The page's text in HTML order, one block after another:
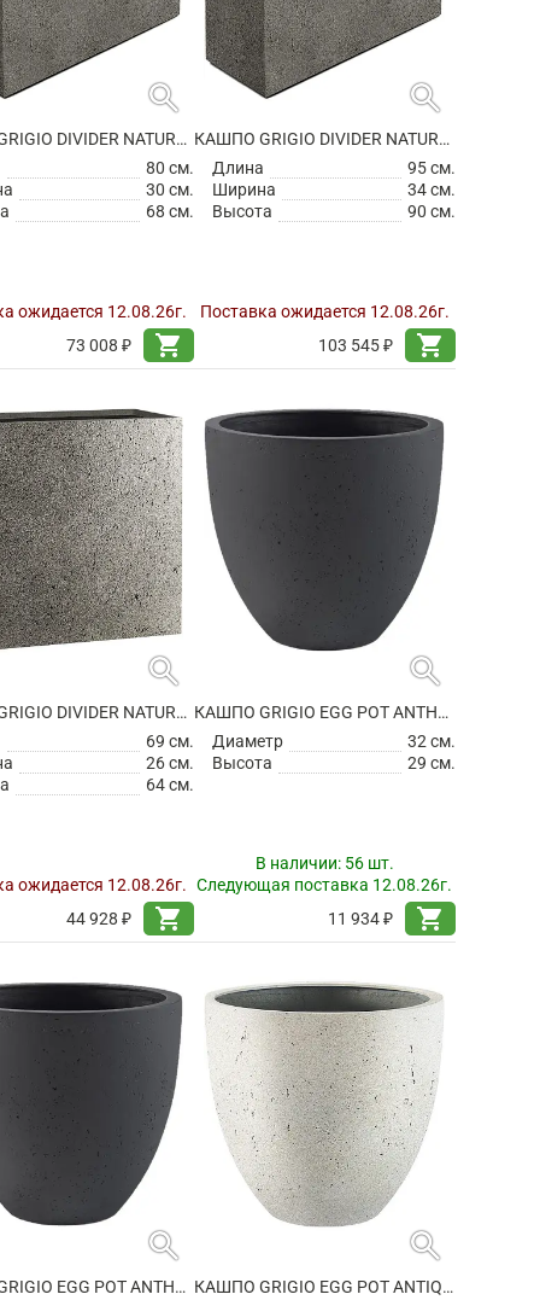
search
КАШПО GRIGIO DIVIDER NATURAL CONCRETE НА КОЛЕСИКАХ
80 см.
30 см.
68 см.
ожидается 12.08.26г.
73 008 ₽
shopping_cart
search
КАШПО GRIGIO DIVIDER NATURAL CONCRETE НА КОЛЕСИКАХ
Длина
95 см.
Ширина
34 см.
Высота
90 см.
Поставка ожидается 12.08.26г.
103 545 ₽
shopping_cart
search
КАШПО GRIGIO DIVIDER NATURAL CONCRETE
69 см.
26 см.
64 см.
ожидается 12.08.26г.
44 928 ₽
shopping_cart
search
КАШПО GRIGIO EGG POT ANTHRACITE
Диаметр
32 см.
Высота
29 см.
В наличии: 56 шт.
Следующая поставка 12.08.26г.
11 934 ₽
shopping_cart
search
КАШПО GRIGIO EGG POT ANTHRACITE
search
КАШПО GRIGIO EGG POT ANTIQUE WHITE